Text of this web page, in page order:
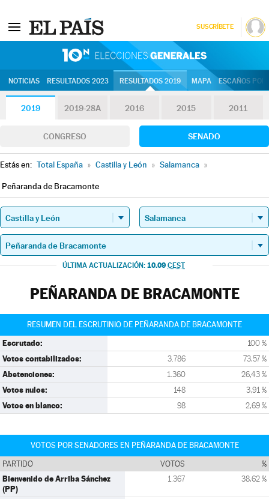
SUSCRÍBETE
NOTICIAS RESULTADOS 2023 RESULTADOS 2019 MAPA ESCAÑOS
2019 2019-28A 2016 2015 2011
CONGRESO SENADO
Estás en: Total España » Castilla y León » Salamanca »
Peñaranda de Bracamonte
ÚLTIMA ACTUALIZACIÓN: 10.09 CEST
PEÑARANDA DE BRACAMONTE
RESUMEN DEL ESCRUTINIO DE PEÑARANDA DE BRACAMONTE
Escrutado: 100 %
Votos contabilizados: 3.786 73,57 %
Abstenciones: 1.360 26,43 %
Votos nulos: 148 3,91 %
Votos en blanco: 98 2,69 %
VOTOS POR SENADORES EN PEÑARANDA DE BRACAMONTE
PARTIDO VOTOS %
Bienvenido de Arriba Sánchez
(PP)
1.367 38,62 %